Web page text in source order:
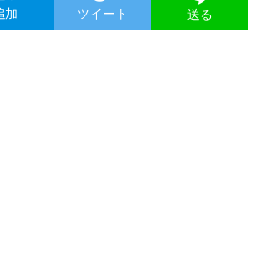
加 ツイート 送る